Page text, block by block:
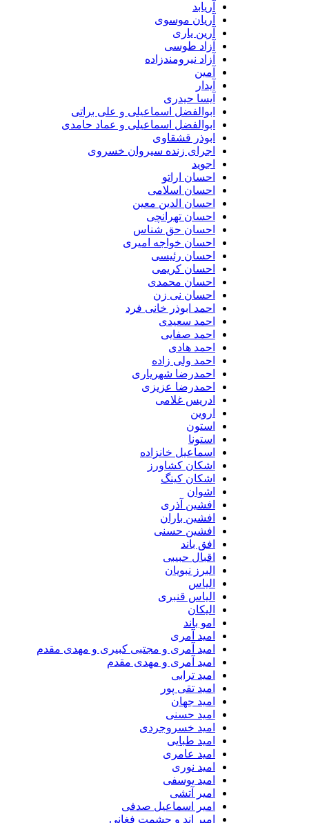
آریان موسوی
آرین یاری
آزاد طوسی
آزاد نیرومندزاده
آیسا حیدری
ابوالفضل اسماعیلی و علی براتی
ابوالفضل اسماعیلی و عماد حامدی
ابوذر قشقاوی
اجرای زنده سیروان خسروی
احسان اراتو
احسان اسلامی
احسان الدین معین
احسان تهرانچی
احسان حق شناس
احسان خواجه امیری
احسان رئیسی
احسان کریمی
احسان محمدی
احسان نی زن
احمد ابوذر خانی فرد
احمد سعیدی
احمد صفایی
احمد هادی
احمد ولی زاده
احمدرضا شهریاری
احمدرضا عزیزی
ادریس غلامی
اسماعیل خانزاده
اشکان کشاورز
اشکان کینگ
افشین آذری
افشین باران
افشین حسنی
افق باند
اقبال حبیبی
البرز نبویان
الیاس قنبرى
امو باند
امید آمری
امید آمری و مجتبی کبیری و مهدى مقدم
امید آمری و مهدی مقدم
امید ترابی
امید تقی پور
امید جهان
امید حسنی
امید خسروجردی
امید طبایی
امید عامری
امید نوری
امید یوسفی
امیر آتشی
امیر اسماعیل صدفی
امیر اند و حشمت فغانی